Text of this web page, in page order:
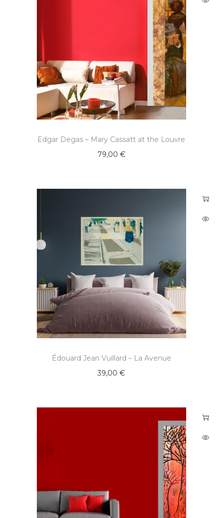
Edgar Degas – Mary Cassatt at the Louvre
79,00 €
Édouard Jean Vuillard – La Avenue
39,00€